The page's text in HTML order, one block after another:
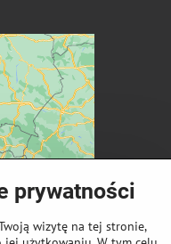
prywatności
wizytę na tej stronie,